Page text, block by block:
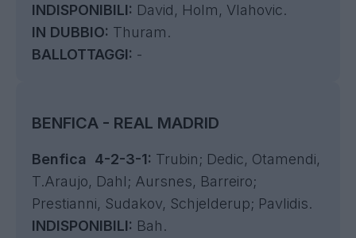
INDISPONIBILI: David, Holm, Vlahovic.
IN DUBBIO: Thuram.
BALLOTTAGGI: -
BENFICA - REAL MADRID
Benfica 4-2-3-1: Trubin; Dedic, Otamendi,
T.Araujo, Dahl; Aursnes, Barreiro;
Prestianni, Sudakov, Schjelderup; Pavlidis.
INDISPONIBILI: Bah.